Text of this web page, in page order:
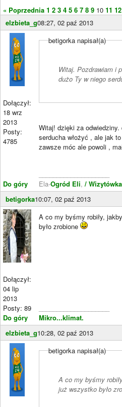
« Poprzednia 1 2 3 4 5 6 7 8 9 10 11 12
elzbieta_g08:27, 02 paź 2013
Dołączył:
18 wrz
2013
Posty:
4785
Do góry
betigorka napisał(a)
Witaj. Pozdrawiam i
dużo Ty w niego
Witaj! dzięki za
serducha włożyć , ale jak
zawsze móc ale powoli ,
Ela-Ogród Eli, / Wizytówka
betigorka10:07, 02 paź 2013
Dołączył:
04 lip
2013
Posty: 89
Do góry
A co my byśmy robiły,
było zrobione
Mikro...klimat.
elzbieta_g10:28, 02 paź 2013
betigorka napisał(a)
A co my byśmy
już wszystko było